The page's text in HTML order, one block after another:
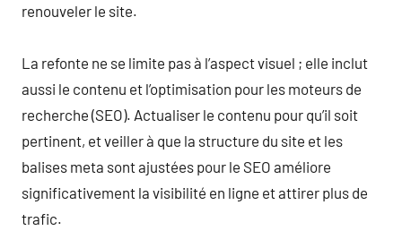
renouveler le site.
La refonte ne se limite pas à l’aspect visuel ; elle inclut
aussi le contenu et l’optimisation pour les moteurs de
recherche (SEO). Actualiser le contenu pour qu’il soit
pertinent, et veiller à que la structure du site et les
balises meta sont ajustées pour le SEO améliore
significativement la visibilité en ligne et attirer plus de
trafic.